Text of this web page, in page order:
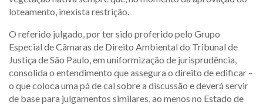
loteamento, inexista restrição.
O referido julgado, por ter sido proferido pelo Grupo
Especial de Câmaras de Direito Ambiental do Tribunal de
Justiça de São Paulo, em uniformização de jurisprudência,
consolida o entendimento que assegura o direito de edificar –
o que coloca uma pá de cal sobre a discussão e deverá servir
de base para julgamentos similares, ao menos no Estado de